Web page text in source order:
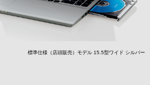
標準仕様（店頭販売）モデル 15.5型ワイド シルバー